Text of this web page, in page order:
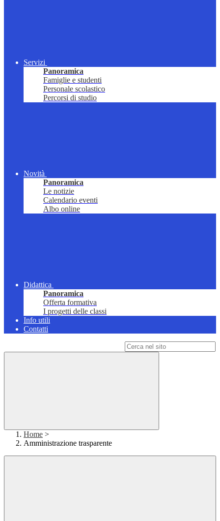
Servizi
Panoramica
Famiglie e studenti
Personale scolastico
Percorsi di studio
Novità
Panoramica
Le notizie
Calendario eventi
Albo online
Didattica
Panoramica
Offerta formativa
I progetti delle classi
Info utili
Contatti
Home >
Amministrazione trasparente